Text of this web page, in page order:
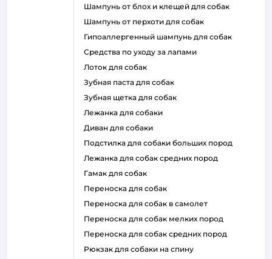
шампунь от блох и клещей для собак
шампунь от перхоти для собак
гипоаллергенный шампунь для собак
средства по уходу за лапами
лоток для собак
зубная паста для собак
зубная щетка для собак
лежанка для собаки
диван для собаки
подстилка для собаки больших пород
лежанка для собак средних пород
гамак для собак
переноска для собак
переноска для собак в самолет
переноска для собак мелких пород
переноска для собак средних пород
рюкзак для собаки на спину